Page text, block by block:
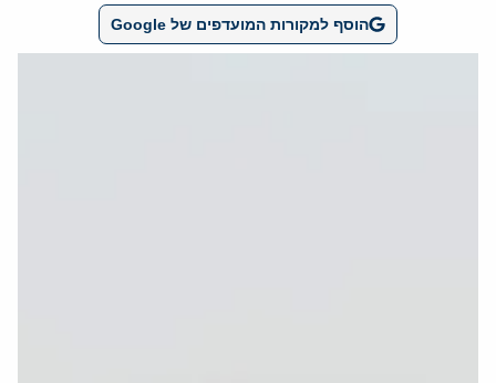
הוסף למקורות המועדפים של Google